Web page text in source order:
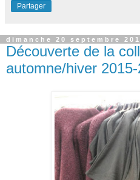
Partager
dimanche 20 septembre
Découverte de la
automne/hiver